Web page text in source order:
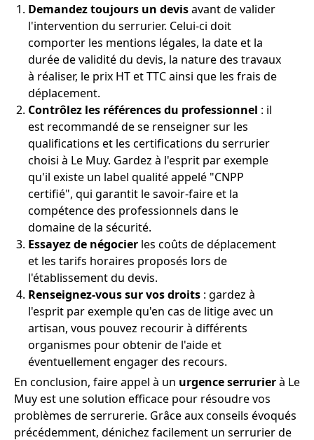
Demandez toujours un devisavant de valider
l'intervention du serrurier. Celui-ci doit
comporter les mentions légales, la date et la
durée de validité du devis, la nature des travaux
à réaliser, le prix HT et TTC ainsi que les frais de
déplacement.
Contrôlez les références du professionnel : il
est recommandé de se renseigner sur les
qualifications et les certifications du serrurier
choisi à Le Muy. Gardez à l'esprit par exemple
qu'il existe un label qualité appelé "CNPP
certifié", qui garantit le savoir-faire et la
compétence des professionnels dans le
domaine de la sécurité.
Essayez de négocier les coûts de déplacement
et les tarifs horaires proposés lors de
l'établissement du devis.
Renseignez-vous sur vos droits : gardez à
l'esprit par exemple qu'en cas de litige avec un
artisan, vous pouvez recourir à différents
organismes pour obtenir de l'aide et
éventuellement engager des recours.
En conclusion, faire appel à un urgence serrurierà Le
Muy est une solution efficace pour résoudre vos
problèmes de serrurerie. Grâce aux conseils évoqués
précédemment, dénichez facilement un serrurier de